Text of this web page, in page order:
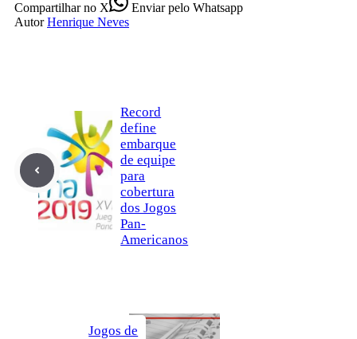
Compartilharno X Enviarpelo Whatsapp
Autor Henrique Neves
Record
define
embarque
de equipe
para
cobertura
dos Jogos
Pan-
Americanos
Jogos de